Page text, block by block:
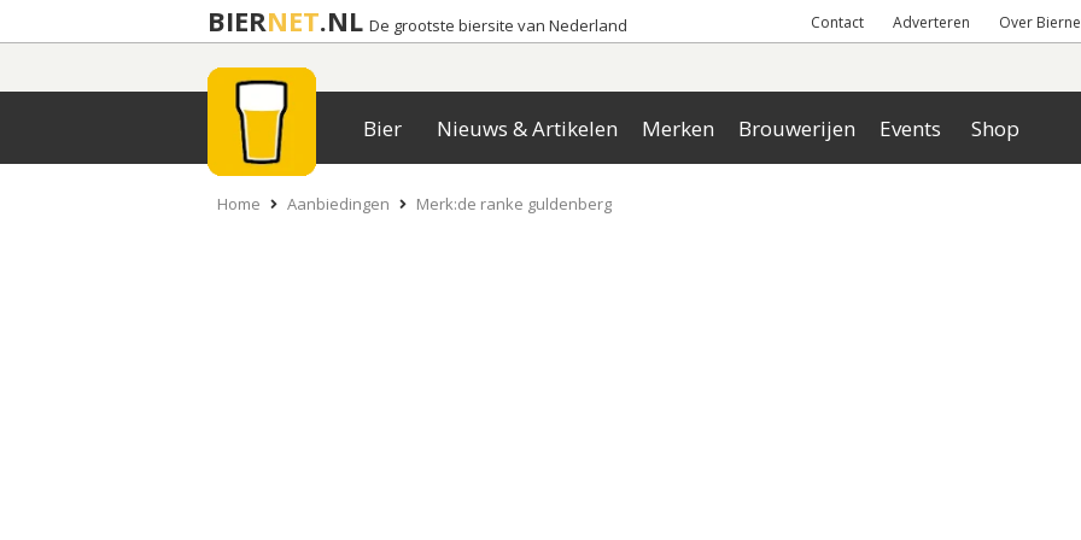
BIERNET.NL De grootste biersite van Nederland Contact Adverteren Over
Bier Nieuws & Artikelen Merken Brouwerijen Events Shop
Home Aanbiedingen Merk:de ranke guldenberg